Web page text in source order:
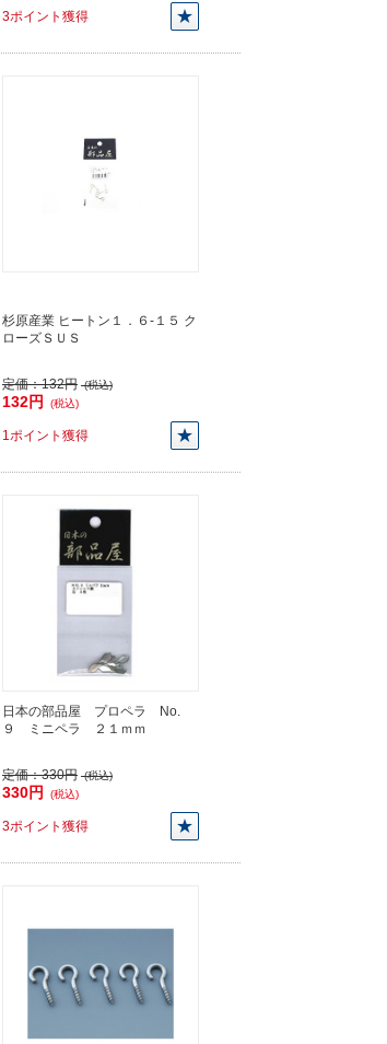
3ポイント獲得
杉原産業 ヒートン１．６-１５ ク
ローズＳＵＳ
定価：132円 (税込)
132円 (税込)
1ポイント獲得
日本の部品屋 プロペラ No.
９ ミニペラ ２１ｍｍ
定価：330円 (税込)
330円 (税込)
3ポイント獲得